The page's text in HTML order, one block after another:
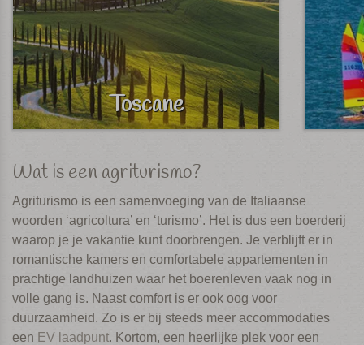
Toscane
Wat is een agriturismo?
Agriturismo is een samenvoeging van de Italiaanse
woorden ‘agricoltura’ en ‘turismo’. Het is dus een boerderij
waarop je je vakantie kunt doorbrengen. Je verblijft er in
romantische kamers en comfortabele appartementen in
prachtige landhuizen waar het boerenleven vaak nog in
volle gang is. Naast comfort is er ook oog voor
duurzaamheid. Zo is er bij steeds meer accommodaties
een EV laadpunt. Kortom, een heerlijke plek voor een